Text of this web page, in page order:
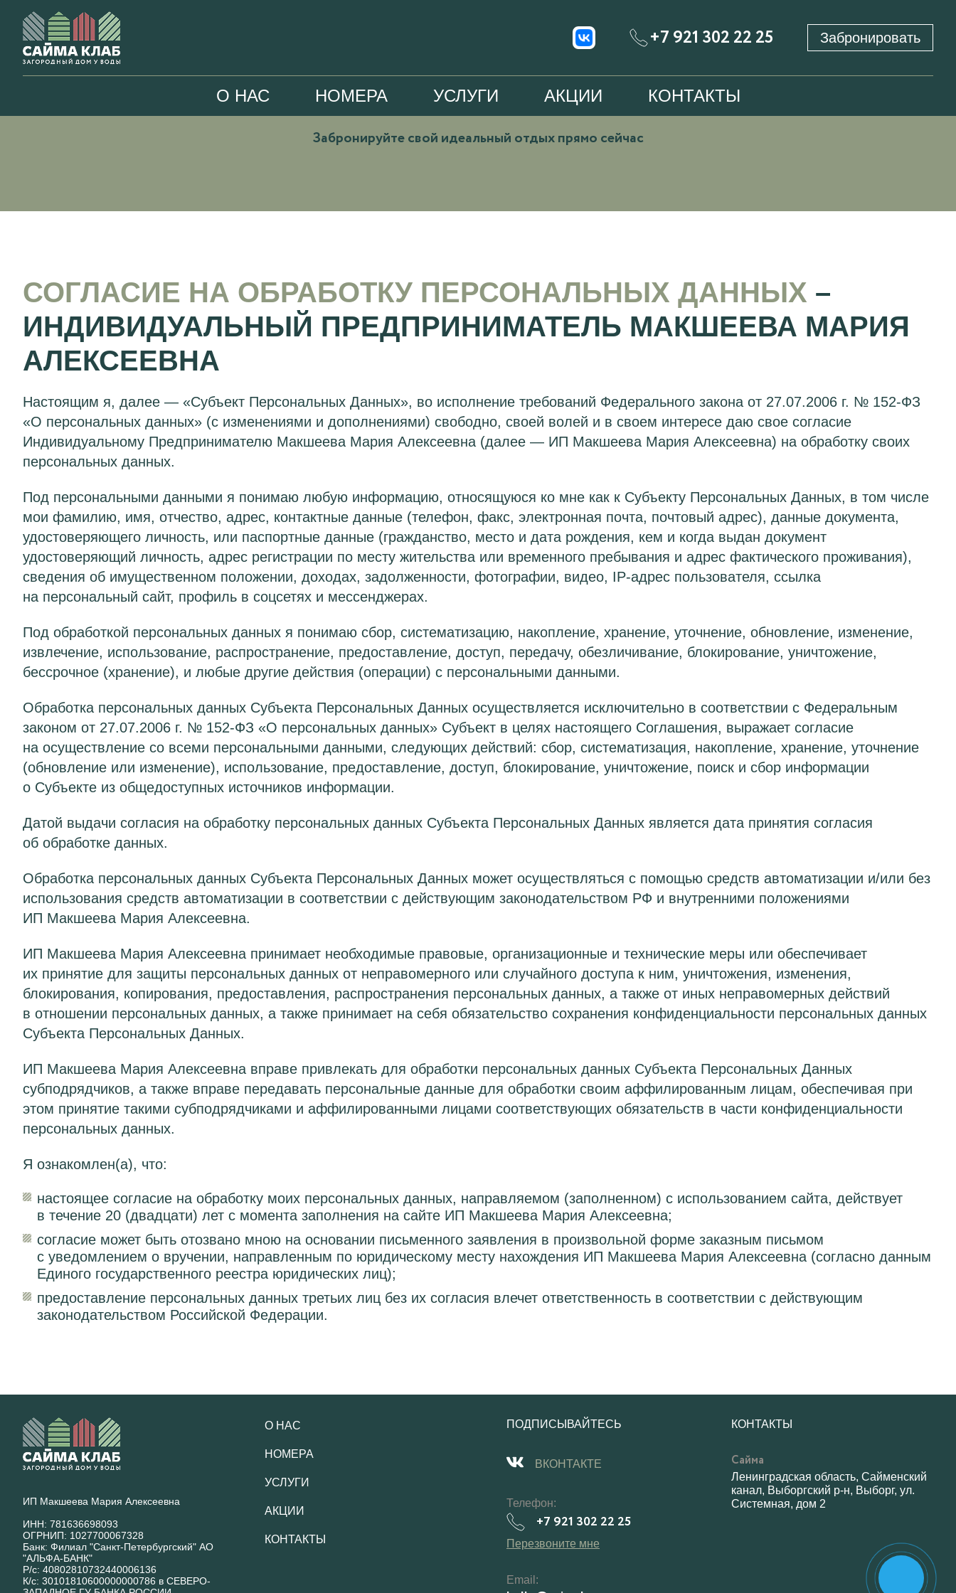
+7 921 302 22 25 Забронировать
О НАС НОМЕРА УСЛУГИ АКЦИИ КОНТАКТЫ
Забронируйте свой идеальный отдых прямо сейчас
СОГЛАСИЕ НА ОБРАБОТКУ ПЕРСОНАЛЬНЫХ ДАННЫХ –
ИНДИВИДУАЛЬНЫЙ ПРЕДПРИНИМАТЕЛЬ МАКШЕЕВА МАРИЯ
АЛЕКСЕЕВНА
Настоящим я, далее — «Субъект Персональных Данных», во исполнение требований Федерального закона от 27.07.2006 г. № 152-ФЗ
«О персональных данных» (с изменениями и дополнениями) свободно, своей волей и в своем интересе даю свое согласие
Индивидуальному Предпринимателю Макшеева Мария Алексеевна (далее — ИП Макшеева Мария Алексеевна) на обработку своих
персональных данных.
Под персональными данными я понимаю любую информацию, относящуюся ко мне как к Субъекту Персональных Данных, в том числе
мои фамилию, имя, отчество, адрес, контактные данные (телефон, факс, электронная почта, почтовый адрес), данные документа,
удостоверяющего личность, или паспортные данные (гражданство, место и дата рождения, кем и когда выдан документ
удостоверяющий личность, адрес регистрации по месту жительства или временного пребывания и адрес фактического проживания),
сведения об имущественном положении, доходах, задолженности, фотографии, видео, IP-адрес пользователя, ссылка
на персональный сайт, профиль в соцсетях и мессенджерах.
Под обработкой персональных данных я понимаю сбор, систематизацию, накопление, хранение, уточнение, обновление, изменение,
извлечение, использование, распространение, предоставление, доступ, передачу, обезличивание, блокирование, уничтожение,
бессрочное (хранение), и любые другие действия (операции) с персональными данными.
Обработка персональных данных Субъекта Персональных Данных осуществляется исключительно в соответствии с Федеральным
законом от 27.07.2006 г. № 152-ФЗ «О персональных данных» Субъект в целях настоящего Соглашения, выражает согласие
на осуществление со всеми персональными данными, следующих действий: сбор, систематизация, накопление, хранение, уточнение
(обновление или изменение), использование, предоставление, доступ, блокирование, уничтожение, поиск и сбор информации
о Субъекте из общедоступных источников информации.
Датой выдачи согласия на обработку персональных данных Субъекта Персональных Данных является дата принятия согласия
об обработке данных.
Обработка персональных данных Субъекта Персональных Данных может осуществляться с помощью средств автоматизации и/или без
использования средств автоматизации в соответствии с действующим законодательством РФ и внутренними положениями
ИП Макшеева Мария Алексеевна.
ИП Макшеева Мария Алексеевна принимает необходимые правовые, организационные и технические меры или обеспечивает
их принятие для защиты персональных данных от неправомерного или случайного доступа к ним, уничтожения, изменения,
блокирования, копирования, предоставления, распространения персональных данных, а также от иных неправомерных действий
в отношении персональных данных, а также принимает на себя обязательство сохранения конфиденциальности персональных данных
Субъекта Персональных Данных.
ИП Макшеева Мария Алексеевна вправе привлекать для обработки персональных данных Субъекта Персональных Данных
субподрядчиков, а также вправе передавать персональные данные для обработки своим аффилированным лицам, обеспечивая при
этом принятие такими субподрядчиками и аффилированными лицами соответствующих обязательств в части конфиденциальности
персональных данных.
Я ознакомлен(а), что:
настоящее согласие на обработку моих персональных данных, направляемом (заполненном) с использованием сайта, действует
в течение 20 (двадцати) лет с момента заполнения на сайте ИП Макшеева Мария Алексеевна;
согласие может быть отозвано мною на основании письменного заявления в произвольной форме заказным письмом
с уведомлением о вручении, направленным по юридическому месту нахождения ИП Макшеева Мария Алексеевна (согласно данным
Единого государственного реестра юридических лиц);
предоставление персональных данных третьих лиц без их согласия влечет ответственность в соответствии с действующим
законодательством Российской Федерации.
ИП Макшеева Мария Алексеевна
ИНН: 781636698093
ОГРНИП: 1027700067328
Банк: Филиал "Санкт-Петербургский" АО
"АЛЬФА-БАНК"
Р/с: 40802810732440006136
К/с: 30101810600000000786 в СЕВЕРО-
О НАС
НОМЕРА
УСЛУГИ
АКЦИИ
КОНТАКТЫ
ПОДПИСЫВАЙТЕСЬ
ВКОНТАКТЕ
Телефон:
+7 921 302 22 25
Перезвоните мне
Email:
КОНТАКТЫ
Сайма
Ленинградская область, Сайменский
канал, Выборгский р-н, Выборг, ул.
Системная, дом 2